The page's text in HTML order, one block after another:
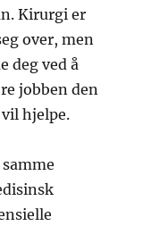
Kirurgi er
over, men
deg ved å
jobben den
hjelpe.